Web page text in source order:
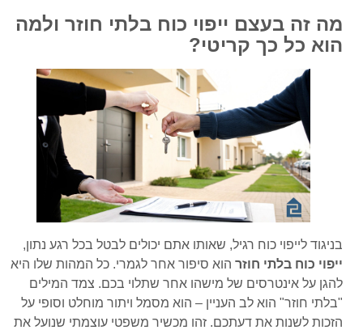
מה זה בעצם ייפוי כוח בלתי חוזר ולמה
הוא כל כך קריטי?
בניגוד לייפוי כוח רגיל, שאותו אתם יכולים לבטל בכל רגע נתון,
ייפוי כוח בלתי חוזר הוא סיפור אחר לגמרי. כל המהות שלו היא
להגן על אינטרסים של מישהו אחר שתלוי בכם. צמד המילים
"בלתי חוזר" הוא לב העניין – הוא מסמל ויתור מוחלט וסופי על
הזכות לשנות את דעתכם. זהו מכשיר משפטי עוצמתי שנועל את